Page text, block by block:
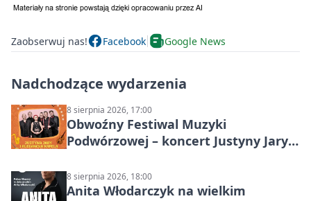
Zaobserwuj nas! Facebook Google News
Nadchodzące wydarzenia
8 sierpnia 2026, 17:00
Obwoźny Festiwal Muzyki
Podwórzowej – koncert Justyny Jary i
8 sierpnia 2026, 18:00
Anita Włodarczyk na wielkim